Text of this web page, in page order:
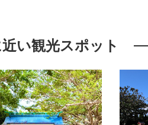
い観光スポット